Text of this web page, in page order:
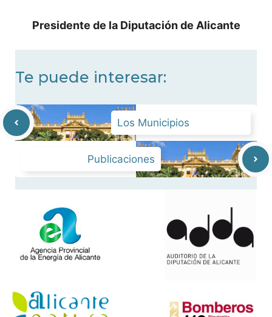
Presidente de la Diputación de Alicante
Te puede interesar:
Los Municipios
Publicaciones